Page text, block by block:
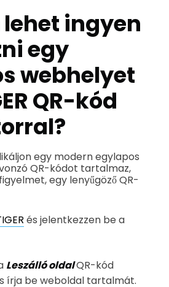
ingyen
egy
webhelyet
QR-kód
egy modern egylapos
QR-kódot tartalmaz,
egy lenyűgöző QR-
és jelentkezzen be a
Leszálló oldalQR-kód
írja be weboldal tartalmát.